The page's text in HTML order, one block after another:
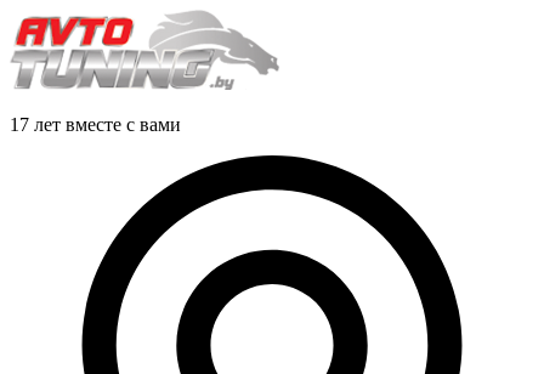
17 лет вместе с вами